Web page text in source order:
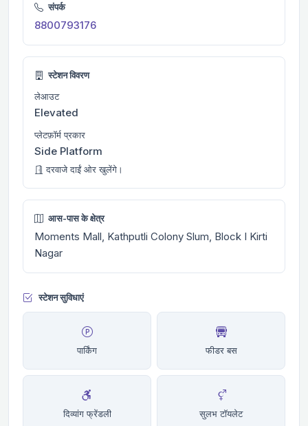
संपर्क
8800793176
स्टेशन विवरण
लेआउट
Elevated
प्लेटफ़ॉर्म प्रकार
Side Platform
दरवाजे दाईं ओर खुलेंगे।
आस-पास के क्षेत्र
Moments Mall, Kathputli Colony Slum, Block I Kirti
Nagar
स्टेशन सुविधाएं
पार्किंग फीडर बस
दिव्यांग फ्रेंडली सुलभ टॉयलेट